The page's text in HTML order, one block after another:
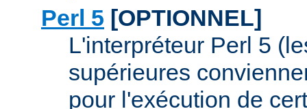
Perl 5 [OPTIONNEL]
L'interpréteur Perl 5
supérieures
pour l'exécution de